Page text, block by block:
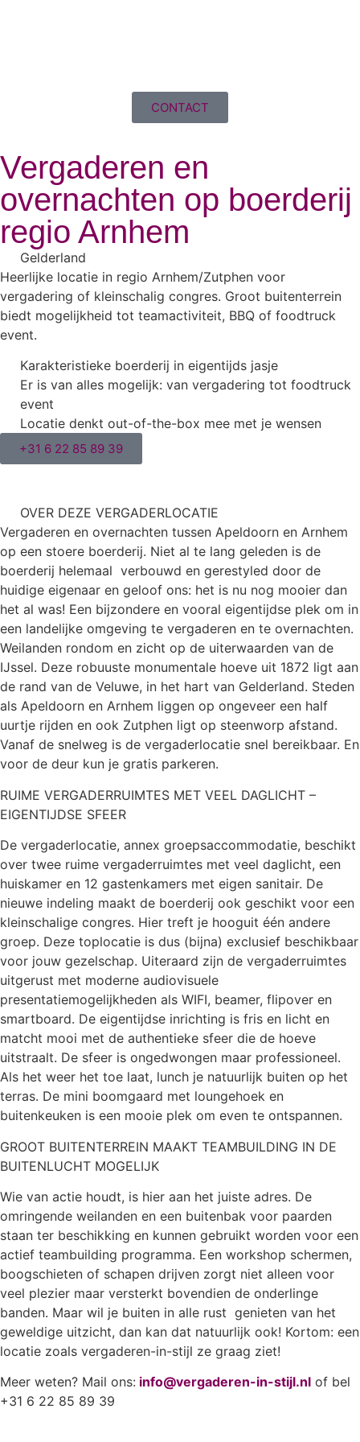
CONTACT
Vergaderen en
overnachten op boerderij
regio Arnhem
Gelderland
Heerlijke locatie in regio Arnhem/Zutphen voor
vergadering of kleinschalig congres. Groot buitenterrein
biedt mogelijkheid tot teamactiviteit, BBQ of foodtruck
event.
Karakteristieke boerderij in eigentijds jasje
Er is van alles mogelijk: van vergadering tot foodtruck
event
Locatie denkt out-of-the-box mee met je wensen
+31 6 22 85 89 39
OVER DEZE VERGADERLOCATIE
Vergaderen en overnachten tussen Apeldoorn en Arnhem
op een stoere boerderij. Niet al te lang geleden is de
boerderij helemaal verbouwd en gerestyled door de
huidige eigenaar en geloof ons: het is nu nog mooier dan
het al was! Een bijzondere en vooral eigentijdse plek om in
een landelijke omgeving te vergaderen en te overnachten.
Weilanden rondom en zicht op de uiterwaarden van de
IJssel. Deze robuuste monumentale hoeve uit 1872 ligt aan
de rand van de Veluwe, in het hart van Gelderland. Steden
als Apeldoorn en Arnhem liggen op ongeveer een half
uurtje rijden en ook Zutphen ligt op steenworp afstand.
Vanaf de snelweg is de vergaderlocatie snel bereikbaar. En
voor de deur kun je gratis parkeren.
RUIME VERGADERRUIMTES MET VEEL DAGLICHT –
EIGENTIJDSE SFEER
De vergaderlocatie, annex groepsaccommodatie, beschikt
over twee ruime vergaderruimtes met veel daglicht, een
huiskamer en 12 gastenkamers met eigen sanitair. De
nieuwe indeling maakt de boerderij ook geschikt voor een
kleinschalige congres. Hier treft je hooguit één andere
groep. Deze toplocatie is dus (bijna) exclusief beschikbaar
voor jouw gezelschap. Uiteraard zijn de vergaderruimtes
uitgerust met moderne audiovisuele
presentatiemogelijkheden als WIFI, beamer, flipover en
smartboard. De eigentijdse inrichting is fris en licht en
matcht mooi met de authentieke sfeer die de hoeve
uitstraalt. De sfeer is ongedwongen maar professioneel.
Als het weer het toe laat, lunch je natuurlijk buiten op het
terras. De mini boomgaard met loungehoek en
buitenkeuken is een mooie plek om even te ontspannen.
GROOT BUITENTERREIN MAAKT TEAMBUILDING IN DE
BUITENLUCHT MOGELIJK
Wie van actie houdt, is hier aan het juiste adres. De
omringende weilanden en een buitenbak voor paarden
staan ter beschikking en kunnen gebruikt worden voor een
actief teambuilding programma. Een workshop schermen,
boogschieten of schapen drijven zorgt niet alleen voor
veel plezier maar versterkt bovendien de onderlinge
banden. Maar wil je buiten in alle rust genieten van het
geweldige uitzicht, dan kan dat natuurlijk ook! Kortom: een
locatie zoals vergaderen-in-stijl ze graag ziet!
Meer weten? Mail ons: info@vergaderen-in-stijl.nl of bel
+31 6 22 85 89 39